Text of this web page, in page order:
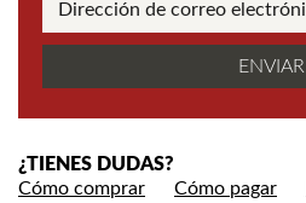
¿TIENES DUDAS?
Cómo comprar
Cómo pagar